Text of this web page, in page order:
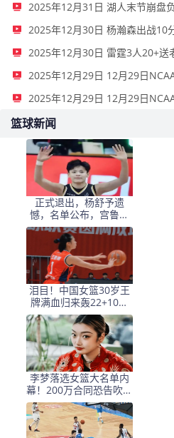
篮球新闻
正式退出，杨舒予遗
憾，名单公布，宫鲁鸣
拍板，广东或无缘卫冕
泪目！中国女篮30岁王
牌满血归来轰22+10：
宫鲁鸣该重用她？
李梦落选女篮大名单内
幕！200万合同恐告吹，
她被迫远走土耳其求生